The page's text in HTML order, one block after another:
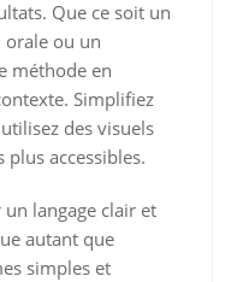
Que ce soit un
ou un
méthode en
Simplifiez
des visuels
accessibles.
un langage clair et
autant que
simples et